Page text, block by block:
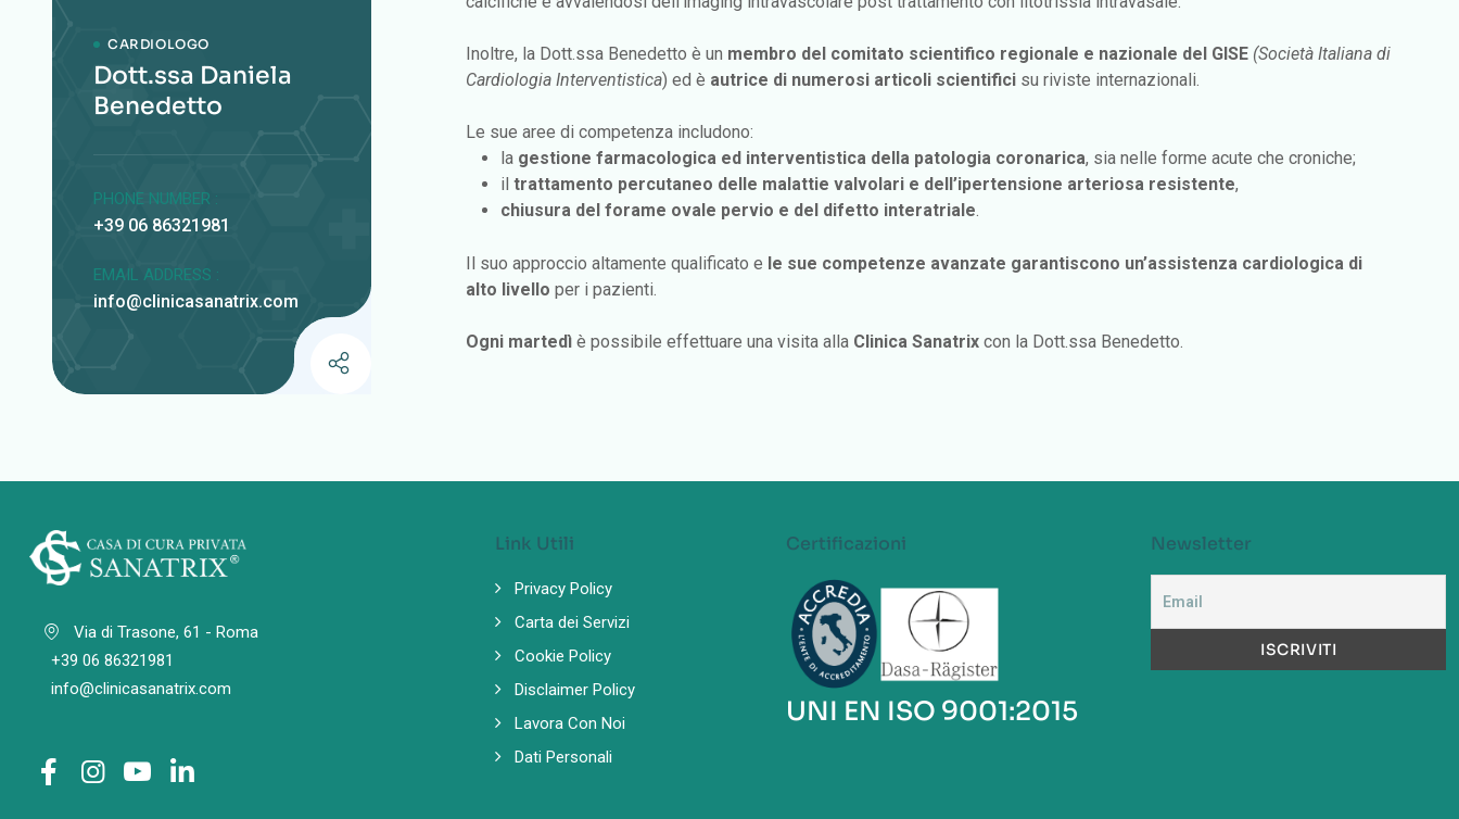
CARDIOLOGO
Dott.ssa Daniela
Benedetto
PHONE NUMBER :
+39 06 86321981
EMAIL ADDRESS :
info@clinicasanatrix.com
Inoltre, la Dott.ssa Benedetto è un membro del comitato scientifico regionale e nazionale del GISE (Società Italiana di
Cardiologia Interventistica) ed è autrice di numerosi articoli scientifici su riviste internazionali.
Le sue aree di competenza includono:
la gestione farmacologica ed interventistica della patologia coronarica, sia nelle forme acute che croniche;
il trattamento percutaneo delle malattie valvolari e dell’ipertensione arteriosa resistente,
chiusura del forame ovale pervio e del difetto interatriale.
Il suo approccio altamente qualificato e le sue competenze avanzate garantiscono un’assistenza cardiologica di
alto livello per i pazienti.
Ogni martedì è possibile effettuare una visita alla Clinica Sanatrix con la Dott.ssa Benedetto.
Via di Trasone, 61 - Roma
+39 06 86321981
info@clinicasanatrix.com
Link Utili
Privacy Policy
Carta dei Servizi
Cookie Policy
Disclaimer Policy
Lavora Con Noi
Dati Personali
Certificazioni
UNI EN ISO 9001:2015
Newsletter